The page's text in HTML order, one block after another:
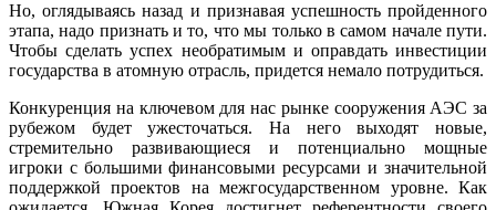
Но, оглядываясь назад и признавая успешность пройденного
этапа, надо признать и то, что мы только в самом на­чале пути.
Чтобы сделать успех необра­тимым и оправдать инвестиции
государ­ства в атомную отрасль, придется немало потрудиться.
Конкуренция на ключевом для нас рынке сооружения АЭС за
рубежом бу­дет ужесточаться. На него выходят но­вые,
стремительно развивающиеся и по­тенциально мощные
игроки с большими финансовыми ресурсами и значительной
поддержкой проектов на межгосудар­ственном уровне. Как